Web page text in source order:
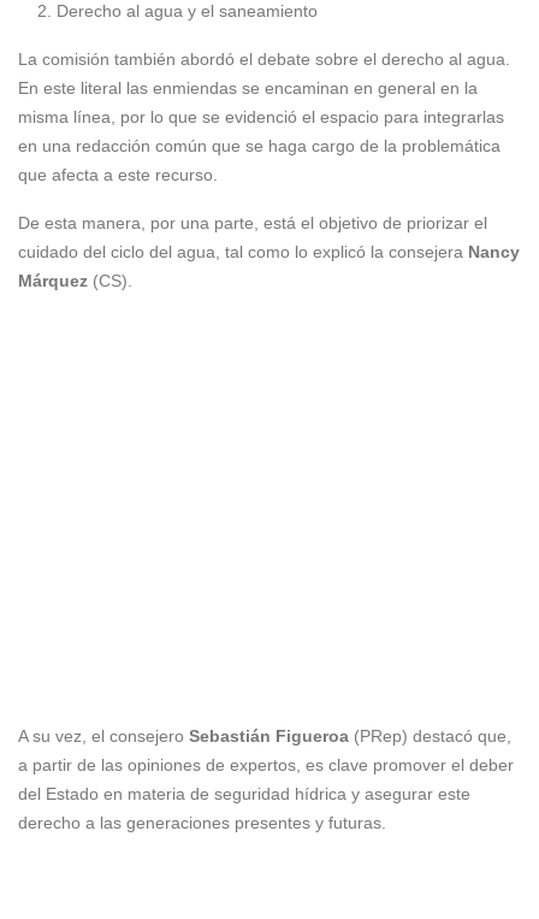
Derecho al agua y el saneamiento
La comisión también abordó el debate sobre el derecho al agua.
En este literal las enmiendas se encaminan en general en la
misma línea, por lo que se evidenció el espacio para integrarlas
en una redacción común que se haga cargo de la problemática
que afecta a este recurso.
De esta manera, por una parte, está el objetivo de priorizar el
cuidado del ciclo del agua, tal como lo explicó la consejera Nancy
Márquez (CS).
A su vez, el consejero Sebastián Figueroa (PRep) destacó que,
a partir de las opiniones de expertos, es clave promover el deber
del Estado en materia de seguridad hídrica y asegurar este
derecho a las generaciones presentes y futuras.